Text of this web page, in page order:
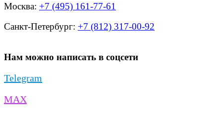
Москва: +7 (495) 161-77-61
Санкт-Петербург: +7 (812) 317-00-92
Нам можно написать в соцсети
Telegram
MAX